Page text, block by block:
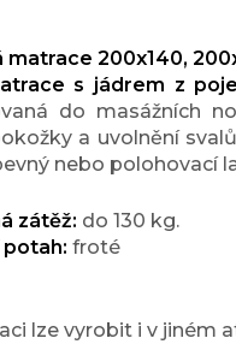
matrace 200x140,
s jádrem z
do masážních
a uvolnění
nebo polohovací
zátěž: do 130 kg.
froté
lze vyrobit i v jiném